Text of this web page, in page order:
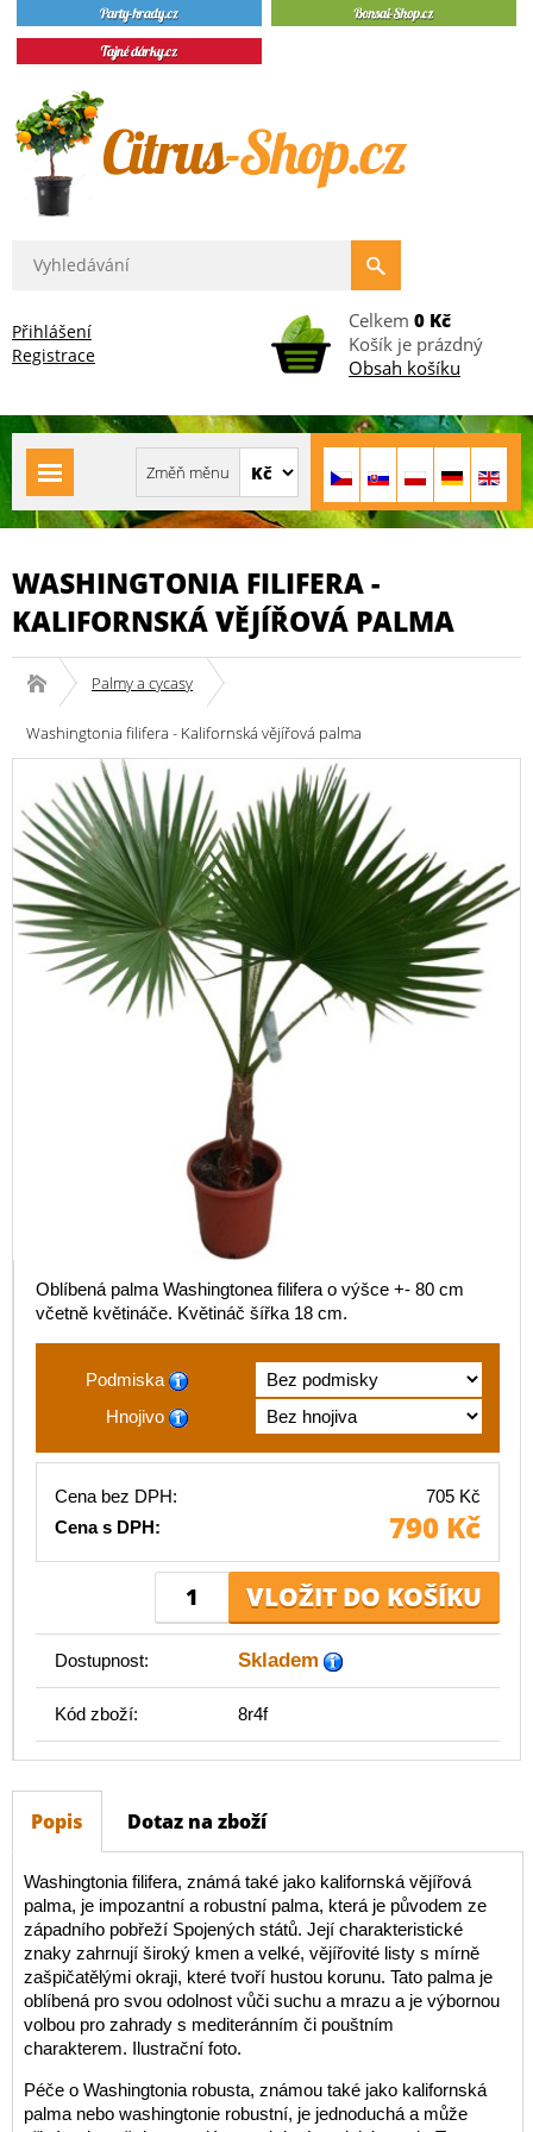
Přihlášení
Registrace
Celkem 0 Kč
Košík je prázdný
Obsah košíku
WASHINGTONIA FILIFERA -
KALIFORNSKÁ VĚJÍŘOVÁ PALMA
Palmy a cycasy
Washingtonia filifera - Kalifornská vějířová palma
Oblíbená palma Washingtonea filifera o výšce +- 80 cm
včetně květináče. Květináč šířka 18 cm.
Podmiska
Hnojivo
Cena bez DPH:
705 Kč
Cena s DPH:
790 Kč
Dostupnost: Skladem
Kód zboží: 8r4f
Popis Dotaz na zboží
Washingtonia filifera, známá také jako kalifornská vějířová
palma, je impozantní a robustní palma, která je původem ze
západního pobřeží Spojených států. Její charakteristické
znaky zahrnují široký kmen a velké, vějířovité listy s mírně
zašpičatělými okraji, které tvoří hustou korunu. Tato palma je
oblíbená pro svou odolnost vůči suchu a mrazu a je výbornou
volbou pro zahrady s mediteránním či pouštním
charakterem. Ilustrační foto.
Péče o Washingtonia robusta, známou také jako kalifornská
palma nebo washingtonie robustní, je jednoduchá a může